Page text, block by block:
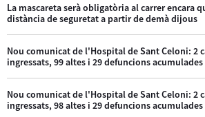
La mascareta serà obligatòria al carrer encara
distància de seguretat a partir de demà dijous
Nou comunicat de l'Hospital de Sant Celoni: 2
ingressats, 99 altes i 29 defuncions acumulades
Nou comunicat de l'Hospital de Sant Celoni: 2
ingressats, 98 altes i 29 defuncions acumulades